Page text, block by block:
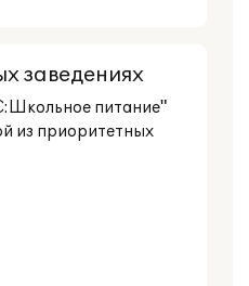
заведениях
питание"
из приоритетных